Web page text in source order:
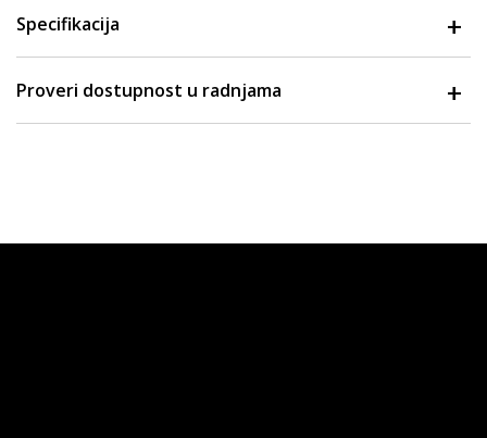
Specifikacija
Proveri dostupnost u radnjama